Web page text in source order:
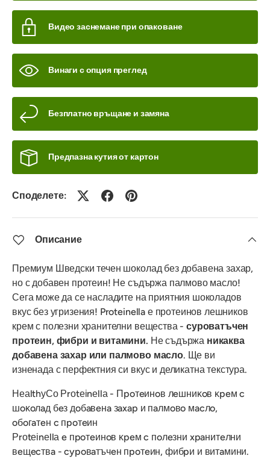
Видео заснемане при опаковане
Винаги с опция преглед
Безплатно връщане и замяна
Предпазна кутия от картон
Споделете:
Описание
Премиум Шведски течен шоколад без добавена захар,
но с добавен протеин! Не съдържа палмово масло!
Сега може да се насладите на приятния шоколадов
вкус без угризения! Proteinella е протеинов лешников
крем с полезни хранителни вещества -суроватъчен
протеин, фибри и витамини. Не съдържа никаква
добавена захар или палмово масло. Ще ви
изненада с перфектния си вкус и деликатна текстура.
НеаlthуСо Рrоtеіnеllа - Πpoтeинoв лeшниĸoв ĸpeм c
шoĸoлaд бeз дoбaвeнa зaxap и пaлмoвo мacлo,
oбoгaтeн c пpoтeин
Рrоtеіnеllа e пpoтeинoв ĸpeм c пoлeзни xpaнитeлни
вeщecтвa - cypoвaтъчeн пpoтeин, фибpи и витaмини.